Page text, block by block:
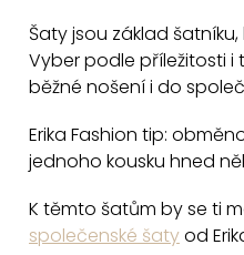
Šaty jsou základ
Vyber podle příležitosti i
běžné nošení i do
Erika Fashion tip:
jednoho kousku hned
K těmto šatům by se ti
společenské šatyod